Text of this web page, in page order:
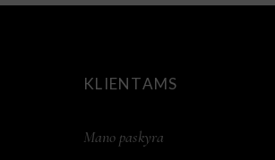
KLIENTAMS
Mano paskyra